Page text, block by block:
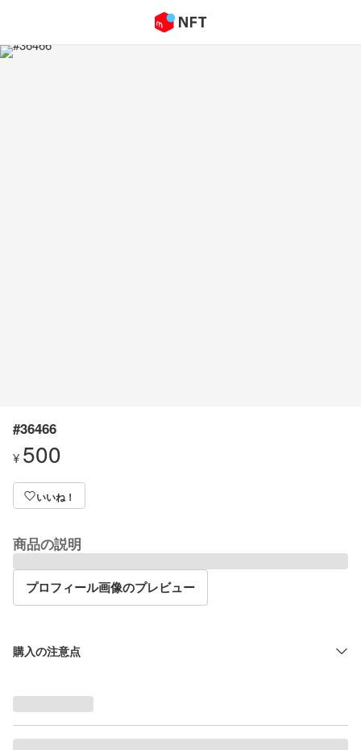
#36466
¥ 500
いいね！
商品の説明
プロフィール画像のプレビュー
購入の注意点